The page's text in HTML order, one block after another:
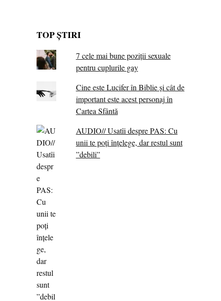
TOP ȘTIRI
7 cele mai bune poziții sexuale
pentru cuplurile gay
Cine este Lucifer în Biblie și cât de
important este acest personaj în
Cartea Sfântă
AUDIO// Usatîi despre PAS: Cu
unii te poți înțelege, dar restul sunt
”debili”